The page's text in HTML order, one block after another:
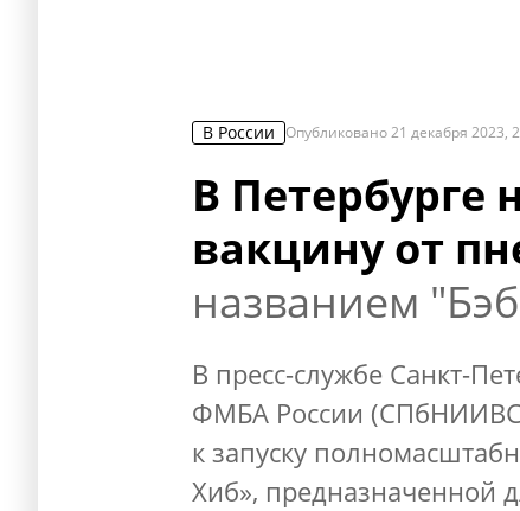
В России Опубликовано21 декабря 2023,
В Петербурге
вакцину от
названием
В пресс-службе Санкт-
ФМБА России (СПбНИИВС)
к запуску
Хиб», предназначенной